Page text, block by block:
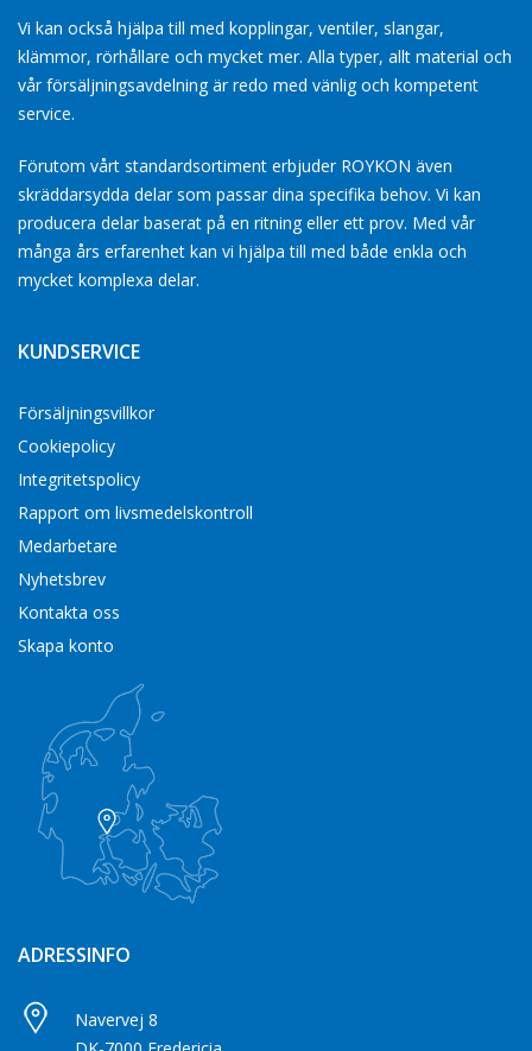
Vi kan också hjälpa till med kopplingar, ventiler, slangar,
klämmor, rörhållare och mycket mer. Alla typer, allt material och
vår försäljningsavdelning är redo med vänlig och kompetent
service.
Förutom vårt standardsortiment erbjuder ROYKON även
skräddarsydda delar som passar dina specifika behov. Vi kan
producera delar baserat på en ritning eller ett prov. Med vår
många års erfarenhet kan vi hjälpa till med både enkla och
mycket komplexa delar.
KUNDSERVICE
Försäljningsvillkor
Cookiepolicy
Integritetspolicy
Rapport om livsmedelskontroll
Medarbetare
Nyhetsbrev
Kontakta oss
Skapa konto
ADRESSINFO
Navervej 8